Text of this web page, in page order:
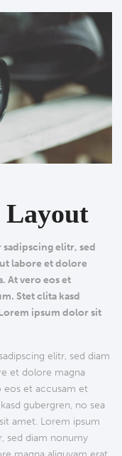
elitr, sed
labore et dolore
At vero eos et
Stet clita kasd
ipsum dolor sit
elitr, sed diam
et dolore magna
eos et accusam et
gubergren, no sea
amet. Lorem ipsum
sed diam nonumy